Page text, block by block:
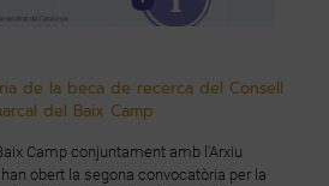
de la beca de recerca del Consell
del Baix Camp
Camp conjuntament amb l'Arxiu
obert la segona convocatòria per la